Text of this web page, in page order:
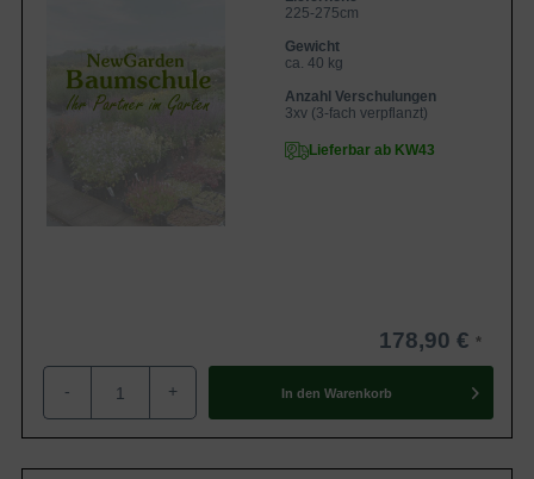
225-275cm
Gewicht
ca. 40 kg
Anzahl Verschulungen
3xv (3-fach verpflanzt)
Lieferbar ab KW43
178,90 €
- + In den Warenkorb